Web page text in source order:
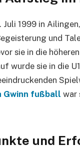
Juli 1999 in
und
sie in die
wurde sie in die
Gwinn fußball war
und